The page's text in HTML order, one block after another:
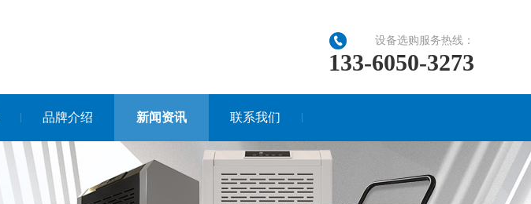
设备选购服务热线：
133-6050-3273
品牌介绍 新闻资讯 联系我们